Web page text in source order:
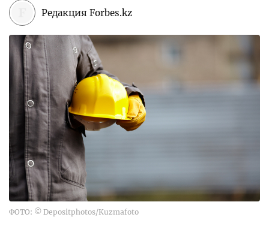
Редакция Forbes.kz
ФОТО: © Depositphotos/Kuzmafoto